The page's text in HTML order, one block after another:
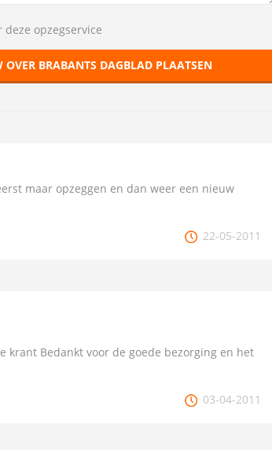
deze opzegservice
OVER BRABANTS DAGBLAD PLAATSEN
maar opzeggen en dan weer een nieuw
22-05-2011
krant Bedankt voor de goede bezorging en het
03-04-2011